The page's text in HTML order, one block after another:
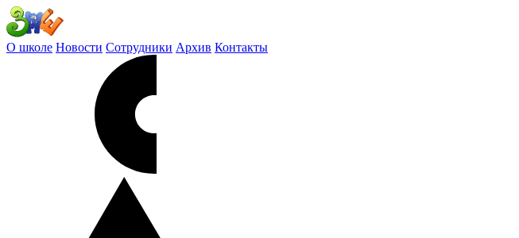
О школе Новости Сотрудники Архив Контакты